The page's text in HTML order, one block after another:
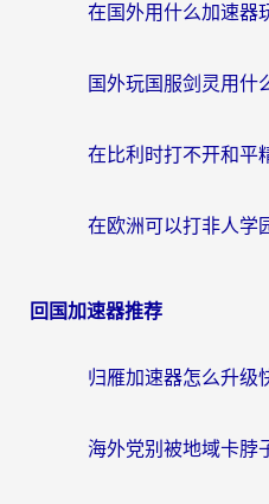
回国加速器推荐